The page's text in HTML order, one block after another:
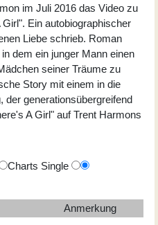
im Juli 2016 das Video zu
Ein autobiographischer
Liebe schrieb. Roman
dem ein junger Mann einen
seiner Träume zu
Story mit einem in die
der generationsübergreifend
A Girl" auf Trent Harmons
Charts Single
Anmerkung